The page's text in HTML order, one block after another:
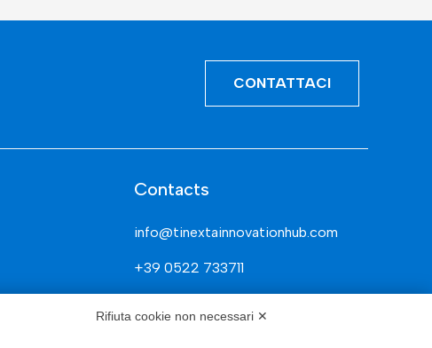
CONTATTACI
Contacts
info@tinextainnovationhub.com
+39 0522 733711
Correggio (RE)
Rifiuta cookie non necessari ✕